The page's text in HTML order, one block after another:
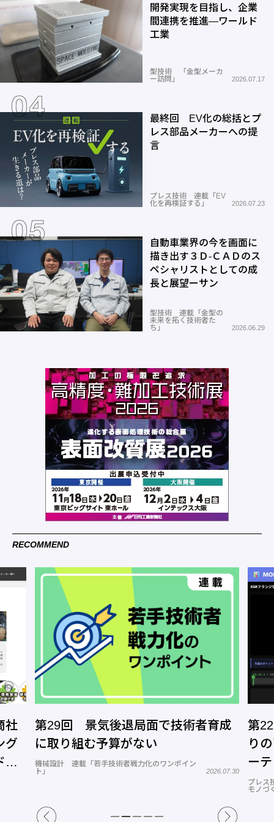
開発実現を目指し、企業
間連携を推進―ワールド
工業
型技術 「金型メーカ
ー訪問」
2026.07.17
最終回 EV化の総括とプ
レス部品メーカーへの提
言
プレス技術 連載「EV
化を再検証する」
2026.07.23
自動車業界の今を画面に
描き出す３Ｄ-ＣＡＤのス
ペシャリストとしての成
長と展望ーサン
型技術 連載「金型の
未来を拓く技術者た
ち」
2026.06.29
RECOMMEND
社
グ
ッ
第29回 景気後退局面で技術者育成
に取り組む予算がない
機械設計 連載「若手技術者戦力化のワンポイン
ト」
2026.07.30
第
り
ー
プレス
モノづ